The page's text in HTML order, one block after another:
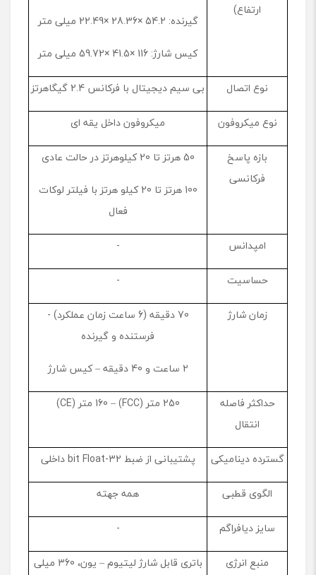
ارتفاع)
گیرنده: 54.2 ×28.36 ×22.49 میلی متر
کیس شارژ: 116 ×41.5 ×59.72 میلی متر
نوع اتصال
بی سیم دیجیتال با فرکانس 2.4 گیگاهرتز
نوع میکروفون
میکروفون داخل یقه ای
بازه پاسخ
فرکانسی
50 هرتز تا 20 کیلوهرتز در حالت عادی
100 هرتز تا 20 کیلو هرتز با فیلتر لوکات
فعال
امپدانس
-
حساسیت
-
زمان شارژ
70 دقیقه (6 ساعت زمان عملکرد) -
فرستنده و گیرنده
2 ساعت و 40 دقیقه – کیس شارژ
حداکثر فاصله
انتقال
250 متر (FCC) – 160 متر (CE)
گسترده دینامیکی
پشتیبانی از ضبط 32-bit Float داخلی
الگوی قطبی
همه جهته
سایز دیافراگم
-
منبع انرژی
باتری قابل شارژ لیتیوم – یون، 360 میلی